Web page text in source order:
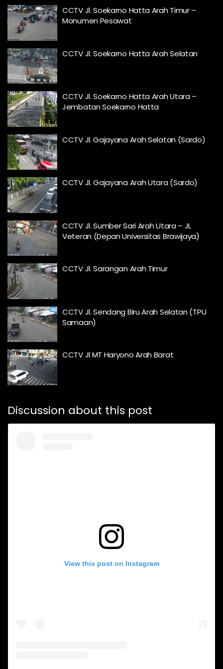
CCTV Jl. Soekarno Hatta Arah Timur –
Monumen Pesawat
CCTV Jl. Soekarno Hatta Arah Selatan
CCTV Jl. Soekarno Hatta Arah Utara –
Jembatan Soekarno Hatta
CCTV Jl. Gajayana Arah Selatan (Sardo)
CCTV Jl. Gajayana Arah Utara (Sardo)
CCTV Jl. Sumber Sari Arah Utara – JL
Veteran (Depan Universitas Brawijaya)
CCTV Jl. Sarangan Arah Timur
CCTV Jl. Sendang Biru Arah Selatan (TPU
Samaan)
CCTV Jl MT Haryono Arah Barat
Discussion about this post
View this post on Instagram